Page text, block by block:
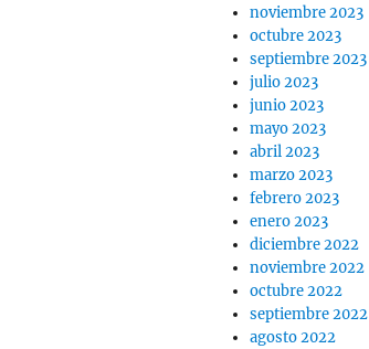
noviembre 2023
octubre 2023
septiembre 2023
julio 2023
junio 2023
mayo 2023
abril 2023
marzo 2023
febrero 2023
enero 2023
diciembre 2022
noviembre 2022
octubre 2022
septiembre 2022
agosto 2022